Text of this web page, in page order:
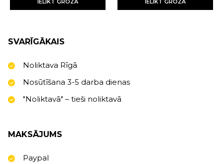
IELIKT GROZĀ IELIKT GROZĀ
SVARĪGĀKAIS
Noliktava Rīgā
Nosūtīšana 3-5 darba dienas
"Noliktavā" – tieši noliktavā
MAKSĀJUMS
Paypal